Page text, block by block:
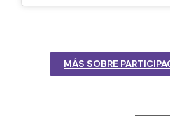
MÁS SOBRE